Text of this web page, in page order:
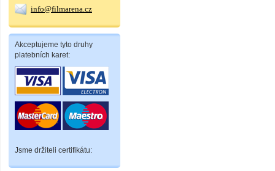
info@filmarena.cz
Akceptujeme tyto druhy
platebních karet:
Jsme držiteli certifikátu: